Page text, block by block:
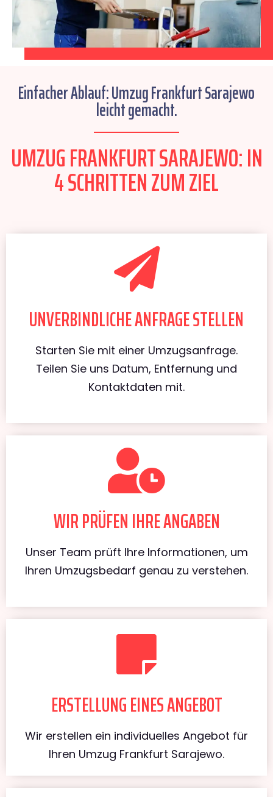
Einfacher Ablauf: Umzug Frankfurt Sarajewo
leicht gemacht.
UMZUG FRANKFURT SARAJEWO: IN
4 SCHRITTEN ZUM ZIEL
UNVERBINDLICHE ANFRAGE STELLEN
Starten Sie mit einer Umzugsanfrage.
Teilen Sie uns Datum, Entfernung und
Kontaktdaten mit.
WIR PRÜFEN IHRE ANGABEN
Unser Team prüft Ihre Informationen, um
Ihren Umzugsbedarf genau zu verstehen.
ERSTELLUNG EINES ANGEBOT
Wir erstellen ein individuelles Angebot für
Ihren Umzug Frankfurt Sarajewo.